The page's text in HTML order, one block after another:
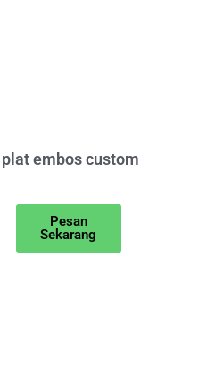
embos custom
Pesan
Sekarang